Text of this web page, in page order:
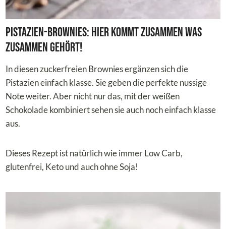
Pistazien-Brownies: Hier kommt zusammen was
zusammen gehört!
In diesen zuckerfreien Brownies ergänzen sich die
Pistazien einfach klasse. Sie geben die perfekte nussige
Note weiter. Aber nicht nur das, mit der weißen
Schokolade kombiniert sehen sie auch noch einfach klasse
aus.
Dieses Rezept ist natürlich wie immer Low Carb,
glutenfrei, Keto und auch ohne Soja!